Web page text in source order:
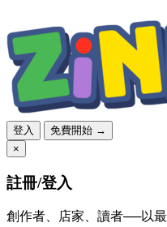
登入
免費開始 →
×
註冊/登入
創作者、店家、讀者──以